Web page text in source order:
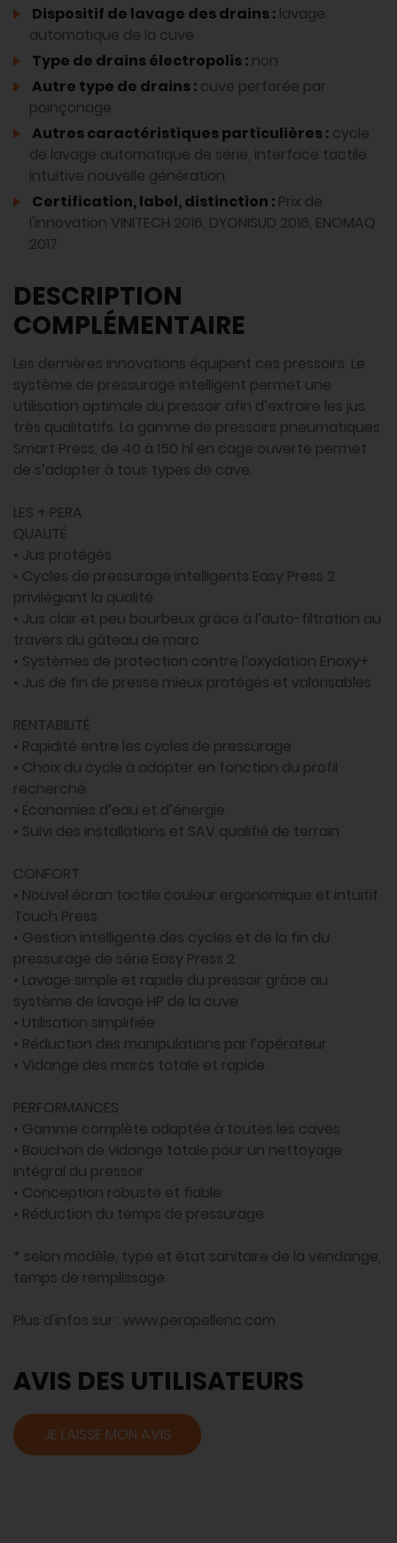
Dispositif de lavage des drains : lavage
automatique de la cuve
Type de drains électropolis : non
Autre type de drains : cuve perforée par
poinçonage
Autres caractéristiques particulières : cycle
de lavage automatique de série, interface tactile
intuitive nouvelle génération
Certification, label, distinction : Prix de
l'innovation VINITECH 2016, DYONISUD 2016, ENOMAQ
2017
DESCRIPTION
COMPLÉMENTAIRE
Les dernières innovations équipent ces pressoirs. Le
système de pressurage intelligent permet une
utilisation optimale du pressoir afin d’extraire les jus
très qualitatifs. La gamme de pressoirs pneumatiques
Smart Press, de 40 à 150 hl en cage ouverte permet
de s’adapter à tous types de cave.
LES + PERA
QUALITÉ
• Jus protégés
• Cycles de pressurage intelligents Easy Press 2
privilégiant la qualité
• Jus clair et peu bourbeux grâce à l’auto-filtration au
travers du gâteau de marc
• Systèmes de protection contre l’oxydation Enoxy+
• Jus de fin de presse mieux protégés et valorisables
RENTABILITÉ
• Rapidité entre les cycles de pressurage
• Choix du cycle à adopter en fonction du profil
recherché
• Économies d’eau et d’énergie
• Suivi des installations et SAV qualifié de terrain
CONFORT
• Nouvel écran tactile couleur ergonomique et intuitif
Touch Press
• Gestion intelligente des cycles et de la fin du
pressurage de série Easy Press 2
• Lavage simple et rapide du pressoir grâce au
système de lavage HP de la cuve
• Utilisation simplifiée
• Réduction des manipulations par l’opérateur
• Vidange des marcs totale et rapide
PERFORMANCES
• Gamme complète adaptée à toutes les caves
• Bouchon de vidange totale pour un nettoyage
intégral du pressoir
• Conception robuste et fiable
• Réduction du temps de pressurage
* selon modèle, type et état sanitaire de la vendange,
temps de remplissage
Plus d'infos sur : www.perapellenc.com
AVIS DES UTILISATEURS
JE LAISSE MON AVIS